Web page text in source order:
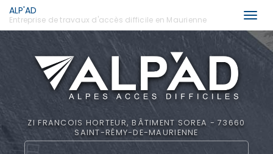
contenu
ALP'AD
Entreprise de travaux d'accès difficile en Maurienne
ZI FRANCOIS HORTEUR, BÂTIMENT SOREA - 73660
SAINT-RÉMY-DE-MAURIENNE